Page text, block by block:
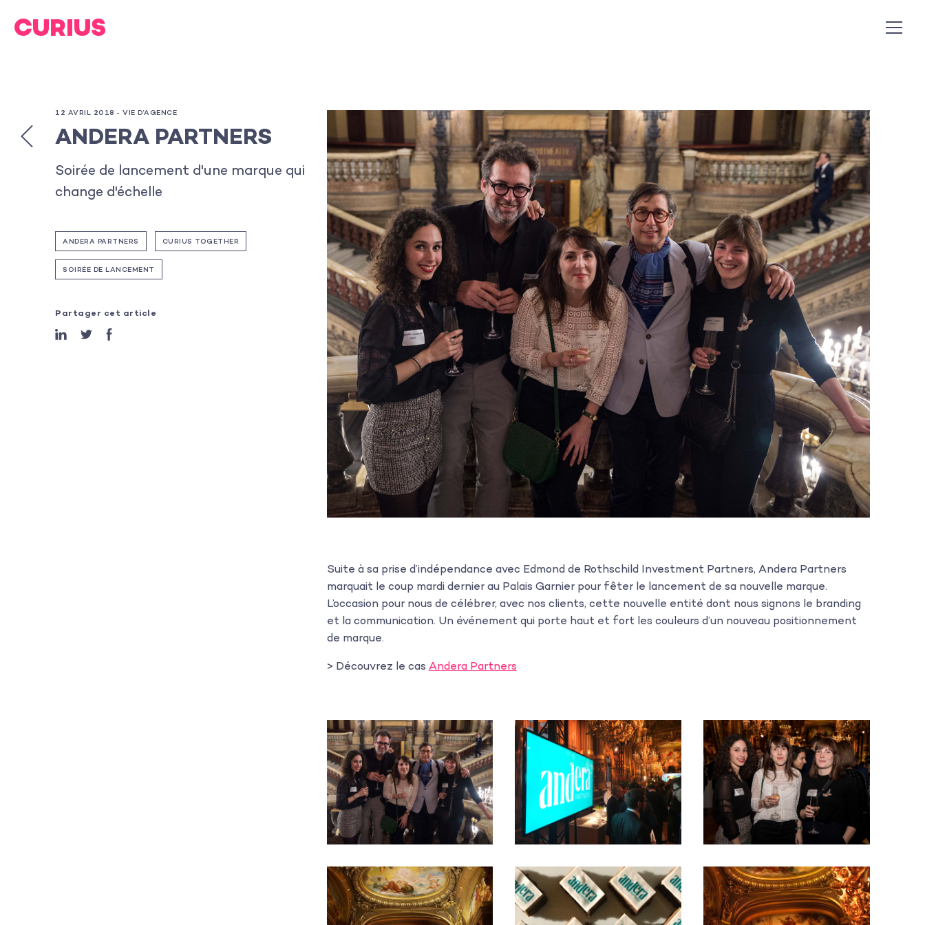
12 AVRIL 2018 - VIE D’AGENCE
ANDERA PARTNERS
Soirée de lancement d'une marque qui
change d'échelle
ANDERA PARTNERS CURIUS TOGETHER
SOIRÉE DE LANCEMENT
Partager cet article
Suite à sa prise d’indépendance avec Edmond de Rothschild Investment Partners, Andera Partners
marquait le coup mardi dernier au Palais Garnier pour fêter le lancement de sa nouvelle marque.
L’occasion pour nous de célébrer, avec nos clients, cette nouvelle entité dont nous signons le branding
et la communication. Un événement qui porte haut et fort les couleurs d’un nouveau positionnement
de marque.
> Découvrez le casAndera Partners